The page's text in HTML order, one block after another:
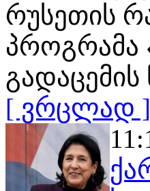
რუსეთის
პროგრამა
გადაცემის
[ ვრცლად ]